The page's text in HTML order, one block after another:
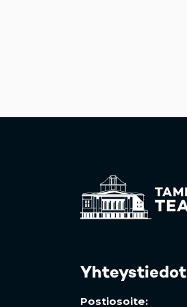
Yhteystiedot
Postiosoite: